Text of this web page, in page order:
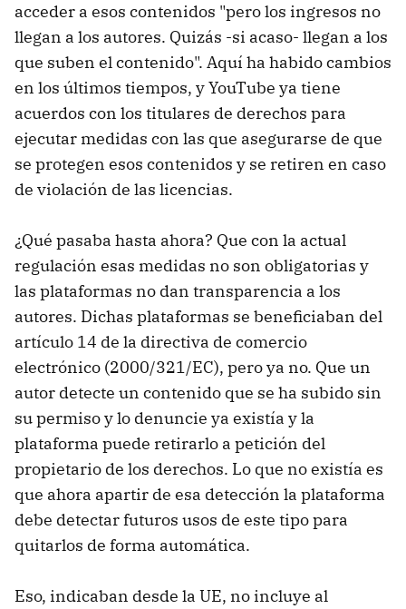
acceder a esos contenidos "pero los ingresos no
llegan a los autores. Quizás -si acaso- llegan a los
que suben el contenido". Aquí ha habido cambios
en los últimos tiempos, y YouTube ya tiene
acuerdos con los titulares de derechos para
ejecutar medidas con las que asegurarse de que
se protegen esos contenidos y se retiren en caso
de violación de las licencias.
¿Qué pasaba hasta ahora? Que con la actual
regulación esas medidas no son obligatorias y
las plataformas no dan transparencia a los
autores. Dichas plataformas se beneficiaban del
artículo 14 de la directiva de comercio
electrónico (2000/321/EC), pero ya no. Que un
autor detecte un contenido que se ha subido sin
su permiso y lo denuncie ya existía y la
plataforma puede retirarlo a petición del
propietario de los derechos. Lo que no existía es
que ahora apartir de esa detección la plataforma
debe detectar futuros usos de este tipo para
quitarlos de forma automática.
Eso, indicaban desde la UE, no incluye al